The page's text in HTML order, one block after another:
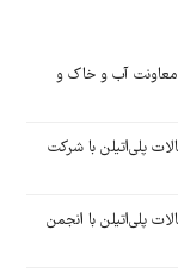
معاونت آب و خاک و
پلی‌اتیلن با شرکت
پلی‌اتیلن با انجمن